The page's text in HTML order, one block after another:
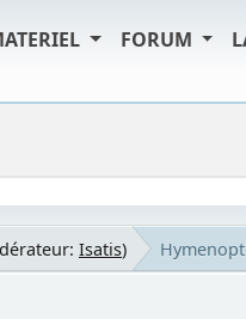
FORUM
Isatis)